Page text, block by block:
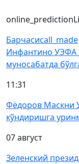
online_prediction
Барчасиcall_made
Инфантино УЭФА
муносабатда
11:31
Фёдоров Маскни
кўндиришга
07 август
Зеленский